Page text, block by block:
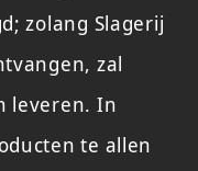
zolang Slagerij
zal
leveren. In
te allen